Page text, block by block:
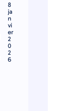
8
ja
n
vi
er
2
0
2
6